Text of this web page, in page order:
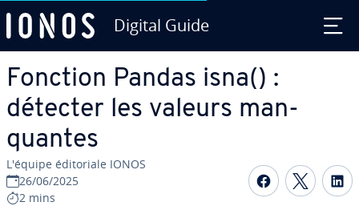
Digital Guide
Fonction Pandas isna() :
détecter les valeurs man­
quantes
L'équipe édi­to­riale IONOS
26/06/2025
2 mins
Partager